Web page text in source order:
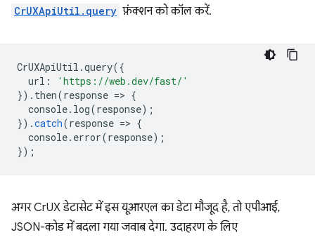
CrUXApiUtil.query फ़ंक्शन को कॉल करें.
CrUXApiUtil .query({
url :
'https://web.dev/fast/'
}). then(response => {
console. log(response);
}).catch(response => {
console. error(response);
});
अगर CrUX डेटासेट में इस यूआरएल का डेटा मौजूद है, तो एपीआई,
JSON-कोड में बदला गया जवाब देगा. उदाहरण के लिए